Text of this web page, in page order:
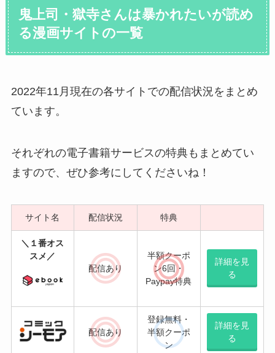
鬼上司・獄寺さんは暴かれたいが読め
る漫画サイトの一覧
2022年11月現在の各サイトでの配信状況をまとめ
ています。
それぞれの電子書籍サービスの特典もまとめてい
ますので、ぜひ参考にしてくださいね！
サイト名 配信状況 特典
＼１番オス
スメ／
配信あり
半額クーポ
ン6回・
Paypay特典
詳細を見
る
配信あり
登録無料・
半額クーポ
ン
詳細を見
る